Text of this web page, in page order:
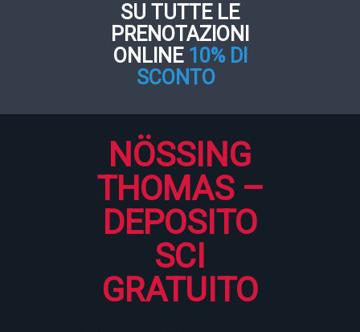
SU TUTTE LE
PRENOTAZIONI
ONLINE 10% DI
SCONTO
NÖSSING
THOMAS –
DEPOSITO
SCI
GRATUITO